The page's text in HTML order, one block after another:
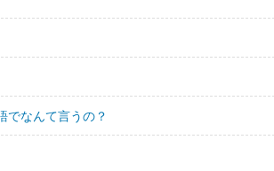
でなんて言うの？